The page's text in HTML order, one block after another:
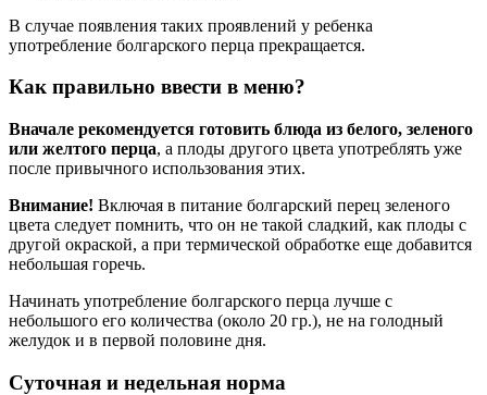
В случае появления таких проявлений у ребенка
употребление болгарского перца прекращается.
Как правильно ввести в меню?
Вначале рекомендуется готовить блюда из белого, зеленого
или желтого перца, а плоды другого цвета употреблять уже
после привычного использования этих.
Внимание! Включая в питание болгарский перец зеленого
цвета следует помнить, что он не такой сладкий, как плоды с
другой окраской, а при термической обработке еще добавится
небольшая горечь.
Начинать употребление болгарского перца лучше с
небольшого его количества (около 20 гр.), не на голодный
желудок и в первой половине дня.
Суточная и недельная норма